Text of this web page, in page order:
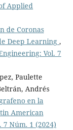
Applied
de Coronas
Deep Learning ,
Vol. 7
Paulette
Andrés
en la
American
Núm. 1 (2024)